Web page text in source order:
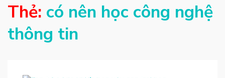
Thẻ: có nên học công nghệ
thông tin